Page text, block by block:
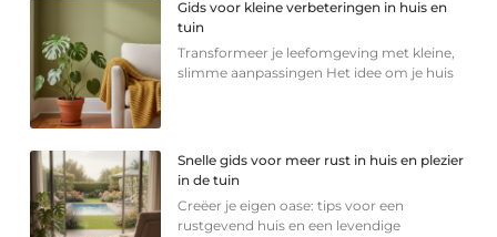
Gids voor kleine verbeteringen in huis en
tuin
Transformeer je leefomgeving met kleine,
slimme aanpassingen Het idee om je huis
Snelle gids voor meer rust in huis en plezier
in de tuin
Creëer je eigen oase: tips voor een
rustgevend huis en een levendige